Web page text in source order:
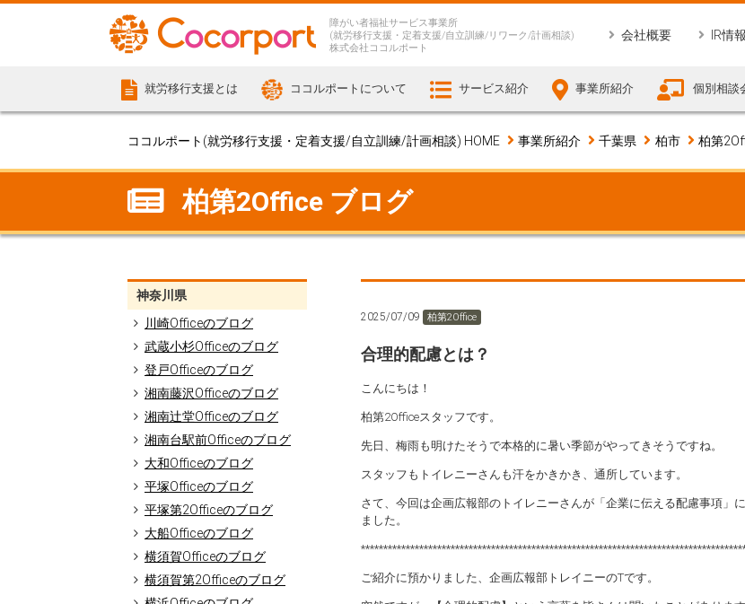
障がい者福祉サービス事業所
(就労移行支援・定着支援/自立訓練/リワーク/計画相談)
株式会社ココルポート
会社概要 IR情報
就労移行支援とは ココルポートについて サービス紹介 事業所紹介 個別相談
ココルポート(就労移行支援・定着支援/自立訓練/計画相談) HOME 事業所紹介 千葉県 柏市 柏第
柏第2Office ブログ
神奈川県
川崎Officeのブログ
武蔵小杉Officeのブログ
登戸Officeのブログ
湘南藤沢Officeのブログ
湘南辻堂Officeのブログ
湘南台駅前Officeのブログ
大和Officeのブログ
平塚Officeのブログ
平塚第2Officeのブログ
大船Officeのブログ
横須賀Officeのブログ
横須賀第2Officeのブログ
2025/07/09 柏第2Office
合理的配慮とは？
こんにちは！
柏第2Officeスタッフです。
先日、梅雨も明けたそうで本格的に暑い季節がやってきそうですね。
スタッフもトイレニーさんも汗をかきかき、通所しています。
さて、今回は企画広報部のトイレニーさんが「企業に伝える配慮事項」
ました。
ご紹介に預かりました、企画広報部トレイニーのTです。